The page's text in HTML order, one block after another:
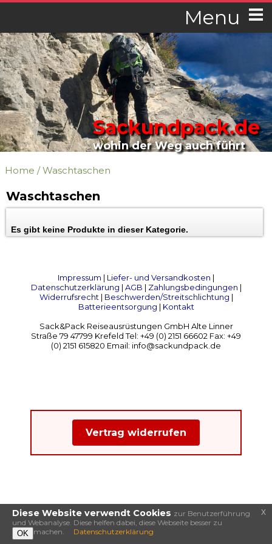
Menu
Sackundpack.de
wohin der Weg auch führt
Home /Waschtaschen
Waschtaschen
Es gibt keine Produkte in dieser Kategorie.
Impressum | Liefer- und Versandkosten |
Datenschutzerklärung | AGB | Zahlungsbedingungen |
Widerrufsrecht| Beschwerden/Streitschlichtung |
Batterieentsorgung | Kontakt
Sack&Pack Reiseausrüstungen GmbH Alte Linner
Straße 79 47799 Krefeld Tel: +49 (0) 2151 66602 Fax: +49
(0) 2151 615820 Email: info@sackundpack.de
Vertrag widerrufen
Diese Website verwendt Cookies zur Benutzerführung
und Webanalyse. Diese helfen dabei, diese Webseite besser zu
machen.
OK Datenschutzerklärung
x